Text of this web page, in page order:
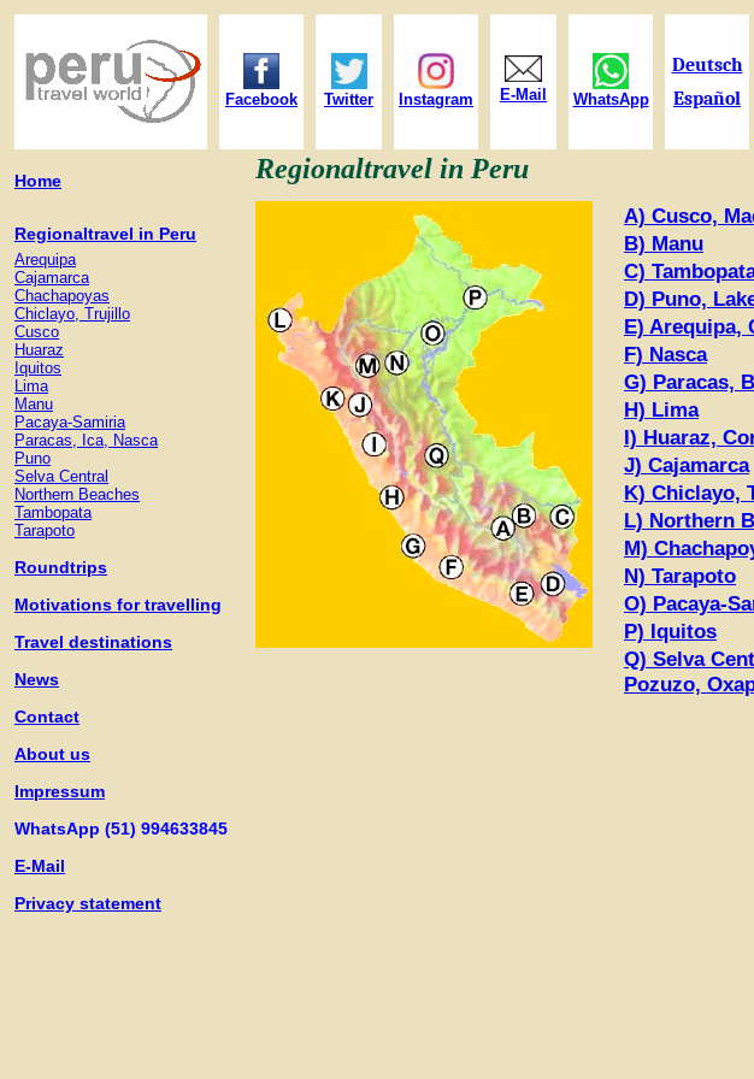
Regionaltravel in Peru
A) Cusco,
B) Manu
C)
D) Puno,
E) Arequipa,
F) Nasca
G) Paracas,
H) Lima
I) Huaraz,
J) Cajamarca
K) Chiclayo,
L) Northern
M)
N) Tarapoto
O) Pacaya-
P) Iquitos
Q) Selva
Pozuzo,
Home
Regionaltravel in Peru
Arequipa
Cajamarca
Chachapoyas
Chiclayo, Trujillo
Cusco
Huaraz
Iquitos
Lima
Manu
Pacaya-Samiria
Paracas, Ica, Nasca
Puno
Selva Central
Northern Beaches
Tambopata
Tarapoto
Roundtrips
Motivations for travelling
Travel destinations
News
Contact
About us
Impressum
WhatsApp (51) 994633845
E-Mail
Privacy statement
Facebook Twitter Instagram E-Mail WhatsApp
Deutsch
Español